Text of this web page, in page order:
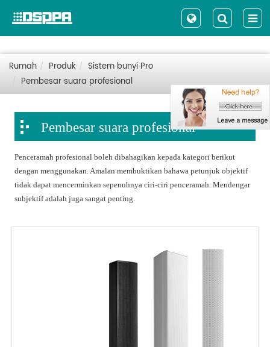
Rumah Produk
Sistem bunyi Pro
Pembesar suara profesional
Pembesar suara profesional
Penceramah profesional boleh dibahagikan kepada kategori berikut
dengan menggunakan. Amalan membuktikan bahawa petunjuk objektif
tidak dapat mencerminkan sepenuhnya ciri-ciri penceramah. Mendengar
subjektif adalah juga sangat penting.